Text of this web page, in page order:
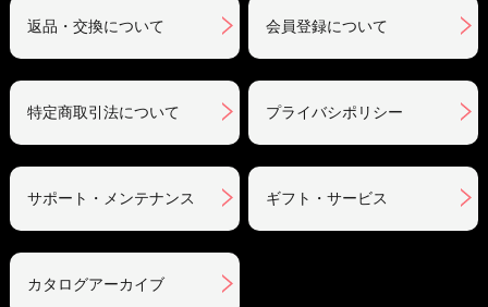
返品・交換について 会員登録について
特定商取引法について プライバシポリシー
サポート・メンテナンス ギフト・サービス
カタログアーカイブ